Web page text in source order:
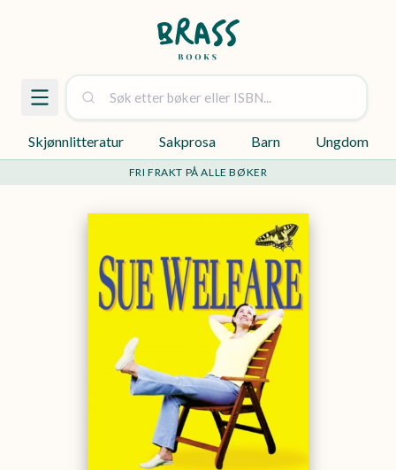
Skjønnlitteratur Sakprosa Barn Ungdom
FRI FRAKT PÅ ALLE BØKER